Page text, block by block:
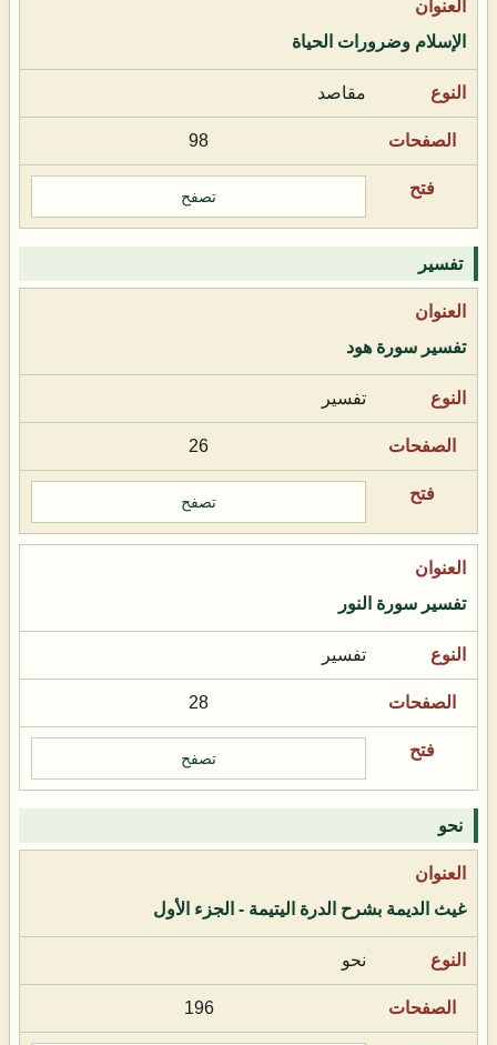
الإسلام وضرورات الحياة
مقاصد
98
تصفح
تفسير
تفسير سورة هود
تفسير
26
تصفح
تفسير سورة النور
تفسير
28
تصفح
نحو
غيث الديمة بشرح الدرة اليتيمة - الجزء الأول
نحو
196